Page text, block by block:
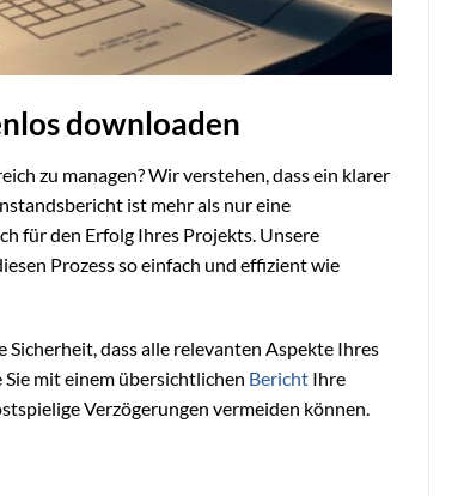
downloaden
zu managen? Wir verstehen, dass ein klarer
ist mehr als nur eine
für den Erfolg Ihres Projekts. Unsere
Prozess so einfach und effizient wie
dass alle relevanten Aspekte Ihres
mit einem übersichtlichen Bericht Ihre
Verzögerungen vermeiden können.